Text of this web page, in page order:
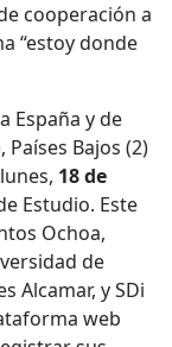
cooperación a
“estoy donde
España y de
Bajos (2)
18 de
Estudio. Este
Ochoa,
de
Alcamar, y SDi
web